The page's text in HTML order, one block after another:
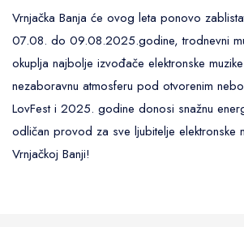
Vrnjačka Banja će ovog leta ponovo
07.08. do 09.08.2025.godine, trodnevni
okuplja najbolje izvođače elektronske
nezaboravnu atmosferu pod otvorenim
LovFest i 2025. godine donosi snažnu
odličan provod za sve ljubitelje elektronske
Vrnjačkoj Banji!